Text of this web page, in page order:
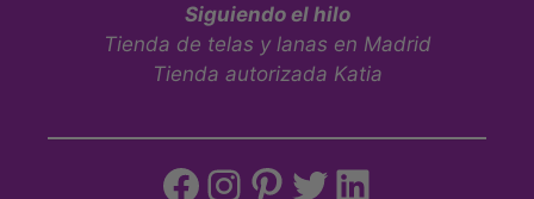
Siguiendo el hilo
Tienda de telas y lanas en Madrid
Tienda autorizada Katia